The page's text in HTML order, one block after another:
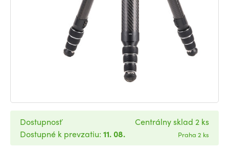
Dostupnosť
Dostupné k prevzatiu: 11. 08.
Centrálny sklad 2 ks
Praha 2 ks